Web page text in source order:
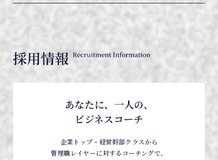
あなたに、一人の、
ビジネスコーチ
企業トップ・経営幹部クラスから
管理職レイヤーに対するコーチングで、